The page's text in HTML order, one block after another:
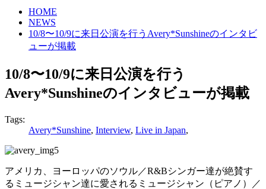
HOME
NEWS
10/8〜10/9に来日公演を行うAvery*Sunshineのインタビ
ューが掲載
10/8〜10/9に来日公演を行う
Avery*Sunshineのインタビューが掲載
Tags:
Avery*Sunshine, Interview, Live in Japan,
アメリカ、ヨーロッパのソウル／R&Bシンガー達が絶賛す
るミュージシャン達に愛されるミュージシャン（ピアノ）／